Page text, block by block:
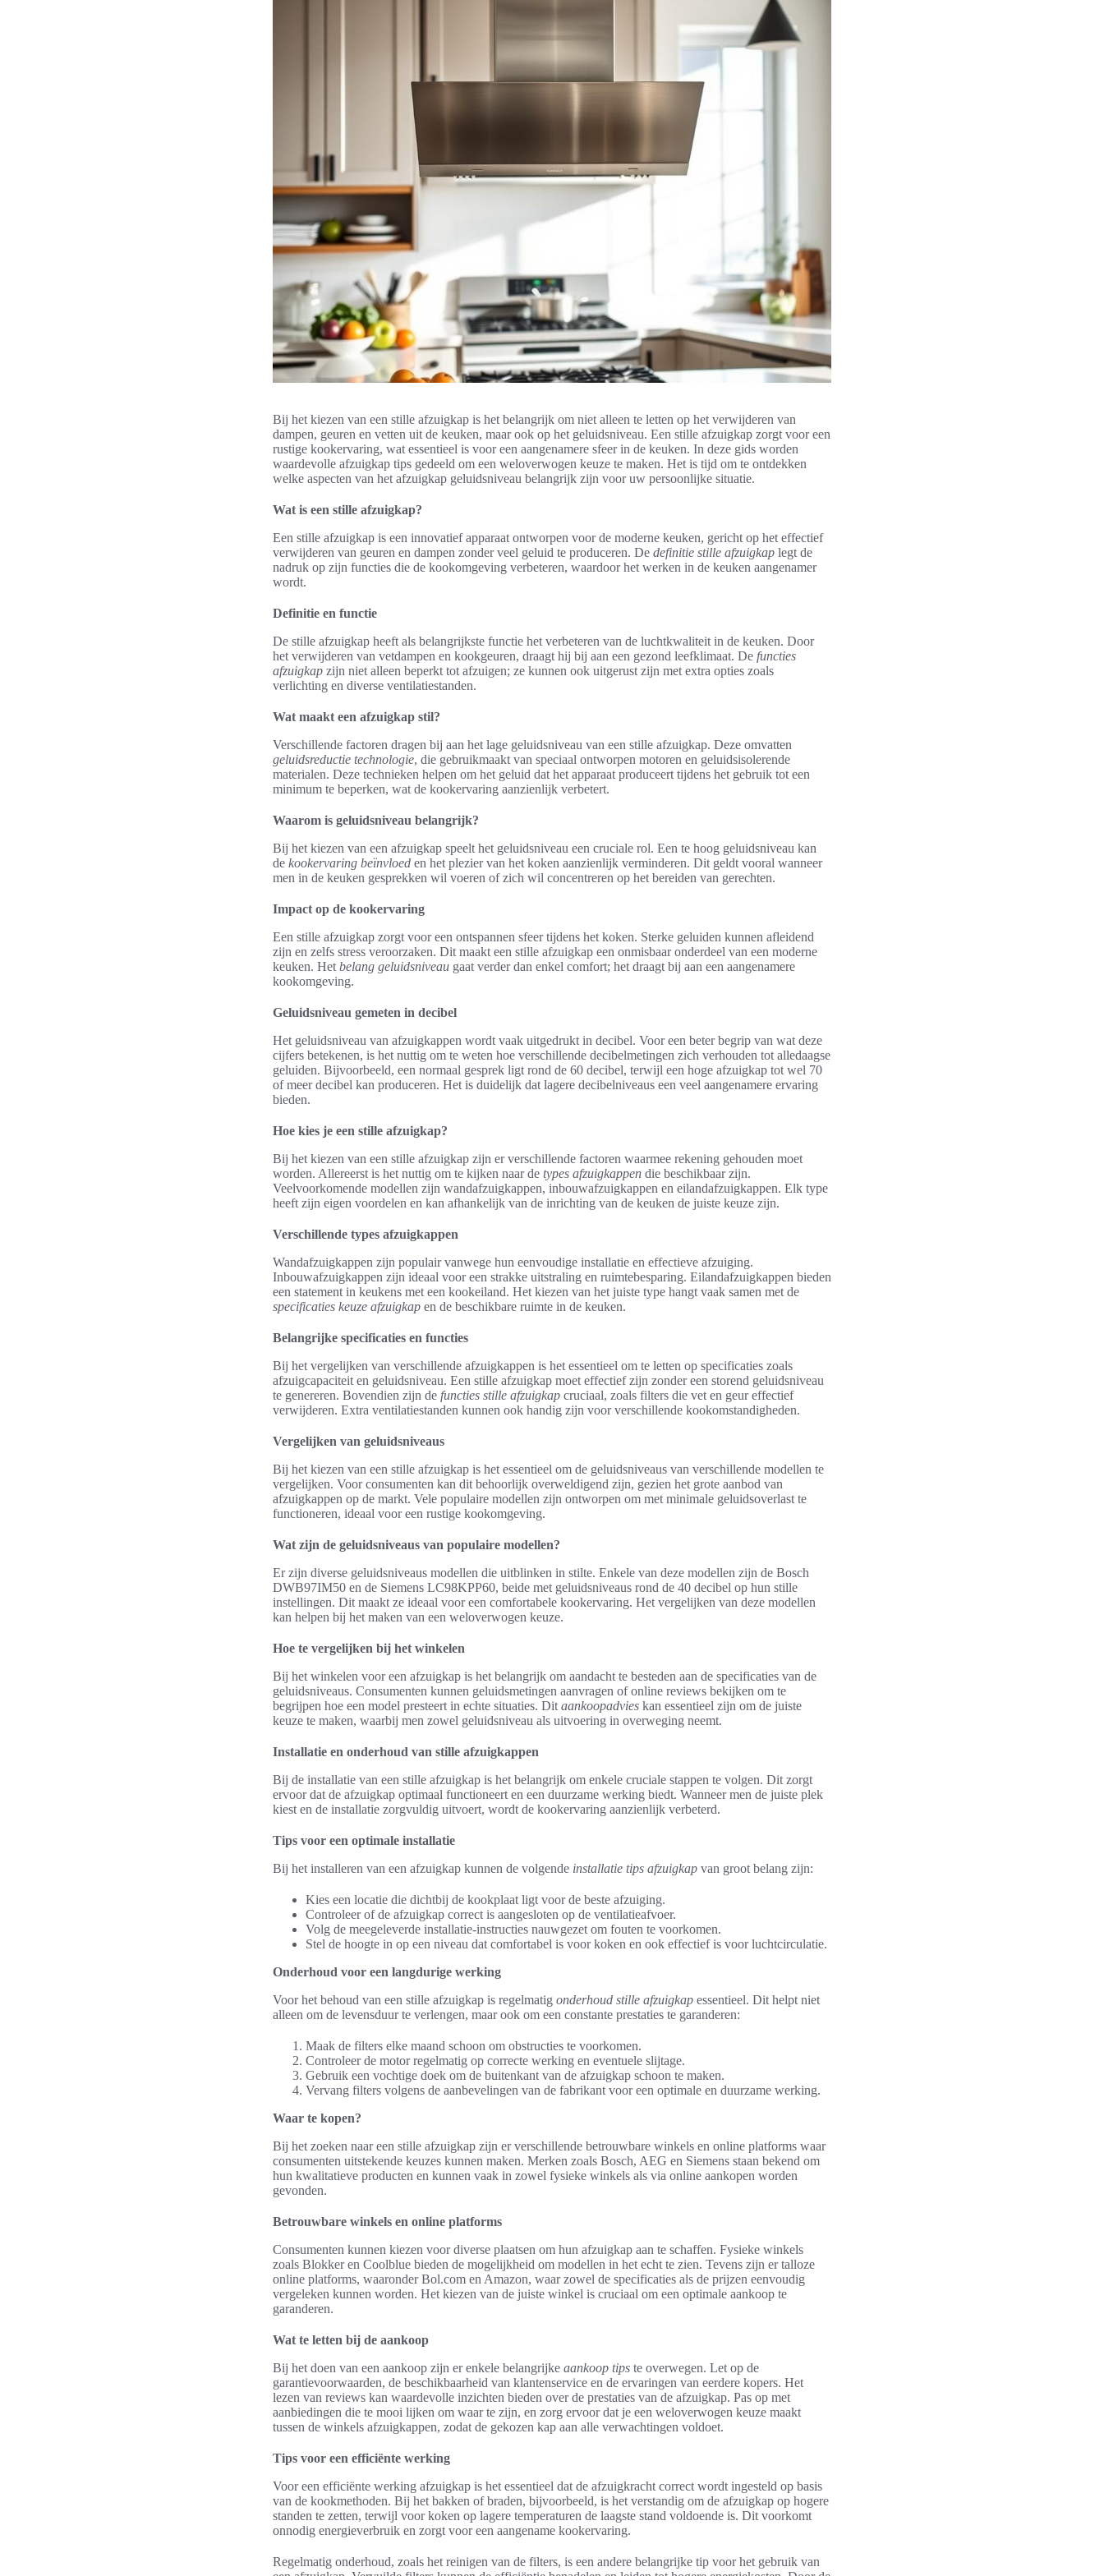
Bij het kiezen van een stille afzuigkap is het belangrijk om niet alleen te letten op het verwijderen van
dampen, geuren en vetten uit de keuken, maar ook op het geluidsniveau. Een stille afzuigkap zorgt voor een
rustige kookervaring, wat essentieel is voor een aangenamere sfeer in de keuken. In deze gids worden
waardevolle afzuigkap tips gedeeld om een weloverwogen keuze te maken. Het is tijd om te ontdekken
welke aspecten van het afzuigkap geluidsniveau belangrijk zijn voor uw persoonlijke situatie.
Wat is een stille afzuigkap?
Een stille afzuigkap is een innovatief apparaat ontworpen voor de moderne keuken, gericht op het effectief
verwijderen van geuren en dampen zonder veel geluid te produceren. De definitie stille afzuigkap legt de
nadruk op zijn functies die de kookomgeving verbeteren, waardoor het werken in de keuken aangenamer
wordt.
Definitie en functie
De stille afzuigkap heeft als belangrijkste functie het verbeteren van de luchtkwaliteit in de keuken. Door
het verwijderen van vetdampen en kookgeuren, draagt hij bij aan een gezond leefklimaat. De functies
afzuigkap zijn niet alleen beperkt tot afzuigen; ze kunnen ook uitgerust zijn met extra opties zoals
verlichting en diverse ventilatiestanden.
Wat maakt een afzuigkap stil?
Verschillende factoren dragen bij aan het lage geluidsniveau van een stille afzuigkap. Deze omvatten
geluidsreductie technologie, die gebruikmaakt van speciaal ontworpen motoren en geluidsisolerende
materialen. Deze technieken helpen om het geluid dat het apparaat produceert tijdens het gebruik tot een
minimum te beperken, wat de kookervaring aanzienlijk verbetert.
Waarom is geluidsniveau belangrijk?
Bij het kiezen van een afzuigkap speelt het geluidsniveau een cruciale rol. Een te hoog geluidsniveau kan
de kookervaring beïnvloed en het plezier van het koken aanzienlijk verminderen. Dit geldt vooral wanneer
men in de keuken gesprekken wil voeren of zich wil concentreren op het bereiden van gerechten.
Impact op de kookervaring
Een stille afzuigkap zorgt voor een ontspannen sfeer tijdens het koken. Sterke geluiden kunnen afleidend
zijn en zelfs stress veroorzaken. Dit maakt een stille afzuigkap een onmisbaar onderdeel van een moderne
keuken. Het belang geluidsniveau gaat verder dan enkel comfort; het draagt bij aan een aangenamere
kookomgeving.
Geluidsniveau gemeten in decibel
Het geluidsniveau van afzuigkappen wordt vaak uitgedrukt in decibel. Voor een beter begrip van wat deze
cijfers betekenen, is het nuttig om te weten hoe verschillende decibelmetingen zich verhouden tot alledaagse
geluiden. Bijvoorbeeld, een normaal gesprek ligt rond de 60 decibel, terwijl een hoge afzuigkap tot wel 70
of meer decibel kan produceren. Het is duidelijk dat lagere decibelniveaus een veel aangenamere ervaring
bieden.
Hoe kies je een stille afzuigkap?
Bij het kiezen van een stille afzuigkap zijn er verschillende factoren waarmee rekening gehouden moet
worden. Allereerst is het nuttig om te kijken naar de types afzuigkappen die beschikbaar zijn.
Veelvoorkomende modellen zijn wandafzuigkappen, inbouwafzuigkappen en eilandafzuigkappen. Elk type
heeft zijn eigen voordelen en kan afhankelijk van de inrichting van de keuken de juiste keuze zijn.
Verschillende types afzuigkappen
Wandafzuigkappen zijn populair vanwege hun eenvoudige installatie en effectieve afzuiging.
Inbouwafzuigkappen zijn ideaal voor een strakke uitstraling en ruimtebesparing. Eilandafzuigkappen bieden
een statement in keukens met een kookeiland. Het kiezen van het juiste type hangt vaak samen met de
specificaties keuze afzuigkap en de beschikbare ruimte in de keuken.
Belangrijke specificaties en functies
Bij het vergelijken van verschillende afzuigkappen is het essentieel om te letten op specificaties zoals
afzuigcapaciteit en geluidsniveau. Een stille afzuigkap moet effectief zijn zonder een storend geluidsniveau
te genereren. Bovendien zijn de functies stille afzuigkap cruciaal, zoals filters die vet en geur effectief
verwijderen. Extra ventilatiestanden kunnen ook handig zijn voor verschillende kookomstandigheden.
Vergelijken van geluidsniveaus
Bij het kiezen van een stille afzuigkap is het essentieel om de geluidsniveaus van verschillende modellen te
vergelijken. Voor consumenten kan dit behoorlijk overweldigend zijn, gezien het grote aanbod van
afzuigkappen op de markt. Vele populaire modellen zijn ontworpen om met minimale geluidsoverlast te
functioneren, ideaal voor een rustige kookomgeving.
Wat zijn de geluidsniveaus van populaire modellen?
Er zijn diverse geluidsniveaus modellen die uitblinken in stilte. Enkele van deze modellen zijn de Bosch
DWB97IM50 en de Siemens LC98KPP60, beide met geluidsniveaus rond de 40 decibel op hun stille
instellingen. Dit maakt ze ideaal voor een comfortabele kookervaring. Het vergelijken van deze modellen
kan helpen bij het maken van een weloverwogen keuze.
Hoe te vergelijken bij het winkelen
Bij het winkelen voor een afzuigkap is het belangrijk om aandacht te besteden aan de specificaties van de
geluidsniveaus. Consumenten kunnen geluidsmetingen aanvragen of online reviews bekijken om te
begrijpen hoe een model presteert in echte situaties. Dit aankoopadvies kan essentieel zijn om de juiste
keuze te maken, waarbij men zowel geluidsniveau als uitvoering in overweging neemt.
Installatie en onderhoud van stille afzuigkappen
Bij de installatie van een stille afzuigkap is het belangrijk om enkele cruciale stappen te volgen. Dit zorgt
ervoor dat de afzuigkap optimaal functioneert en een duurzame werking biedt. Wanneer men de juiste plek
kiest en de installatie zorgvuldig uitvoert, wordt de kookervaring aanzienlijk verbeterd.
Tips voor een optimale installatie
Bij het installeren van een afzuigkap kunnen de volgende installatie tips afzuigkap van groot belang zijn:
Kies een locatie die dichtbij de kookplaat ligt voor de beste afzuiging.
Controleer of de afzuigkap correct is aangesloten op de ventilatieafvoer.
Volg de meegeleverde installatie-instructies nauwgezet om fouten te voorkomen.
Stel de hoogte in op een niveau dat comfortabel is voor koken en ook effectief is voor luchtcirculatie.
Onderhoud voor een langdurige werking
Voor het behoud van een stille afzuigkap is regelmatig onderhoud stille afzuigkap essentieel. Dit helpt niet
alleen om de levensduur te verlengen, maar ook om een constante prestaties te garanderen:
Maak de filters elke maand schoon om obstructies te voorkomen.
Controleer de motor regelmatig op correcte werking en eventuele slijtage.
Gebruik een vochtige doek om de buitenkant van de afzuigkap schoon te maken.
Vervang filters volgens de aanbevelingen van de fabrikant voor een optimale en duurzame werking.
Waar te kopen?
Bij het zoeken naar een stille afzuigkap zijn er verschillende betrouwbare winkels en online platforms waar
consumenten uitstekende keuzes kunnen maken. Merken zoals Bosch, AEG en Siemens staan bekend om
hun kwalitatieve producten en kunnen vaak in zowel fysieke winkels als via online aankopen worden
gevonden.
Betrouwbare winkels en online platforms
Consumenten kunnen kiezen voor diverse plaatsen om hun afzuigkap aan te schaffen. Fysieke winkels
zoals Blokker en Coolblue bieden de mogelijkheid om modellen in het echt te zien. Tevens zijn er talloze
online platforms, waaronder Bol.com en Amazon, waar zowel de specificaties als de prijzen eenvoudig
vergeleken kunnen worden. Het kiezen van de juiste winkel is cruciaal om een optimale aankoop te
garanderen.
Wat te letten bij de aankoop
Bij het doen van een aankoop zijn er enkele belangrijke aankoop tips te overwegen. Let op de
garantievoorwaarden, de beschikbaarheid van klantenservice en de ervaringen van eerdere kopers. Het
lezen van reviews kan waardevolle inzichten bieden over de prestaties van de afzuigkap. Pas op met
aanbiedingen die te mooi lijken om waar te zijn, en zorg ervoor dat je een weloverwogen keuze maakt
tussen de winkels afzuigkappen, zodat de gekozen kap aan alle verwachtingen voldoet.
Tips voor een efficiënte werking
Voor een efficiënte werking afzuigkap is het essentieel dat de afzuigkracht correct wordt ingesteld op basis
van de kookmethoden. Bij het bakken of braden, bijvoorbeeld, is het verstandig om de afzuigkap op hogere
standen te zetten, terwijl voor koken op lagere temperaturen de laagste stand voldoende is. Dit voorkomt
onnodig energieverbruik en zorgt voor een aangename kookervaring.
Regelmatig onderhoud, zoals het reinigen van de filters, is een andere belangrijke tip voor het gebruik van